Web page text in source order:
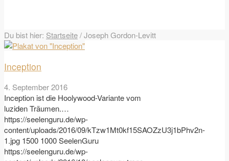
Du bist hier: Startseite/Joseph Gordon-Levitt
Inception
4. September 2016
Inception ist die Hoolywood-Variante vom
luziden Träumen.…
https://seelenguru.de/wp-
content/uploads/2016/09/kTzw1Mt0kf15SAOZzU3j1bPhv2n-
1.jpg 1500 1000SeelenGuru
https://seelenguru.de/wp-